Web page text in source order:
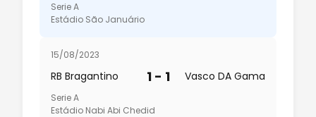
Serie A
Estádio São Januário
15/08/2023
RB Bragantino 1 - 1 Vasco DA Gama
Serie A
Estádio Nabi Abi Chedid